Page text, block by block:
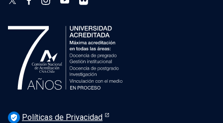
verified_user Políticas de Privacidad